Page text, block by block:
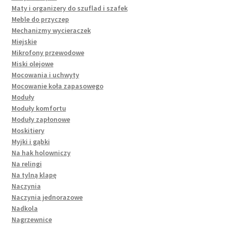
Maty i organizery do szuflad i szafek
Meble do przyczep
Mechanizmy wycieraczek
Miejskie
Mikrofony przewodowe
Miski olejowe
Mocowania i uchwyty
Mocowanie koła zapasowego
Moduły
Moduły komfortu
Moduły zapłonowe
Moskitiery
Myjki i gąbki
Na hak holowniczy
Na relingi
Na tylną klapę
Naczynia
Naczynia jednorazowe
Nadkola
Nagrzewnice